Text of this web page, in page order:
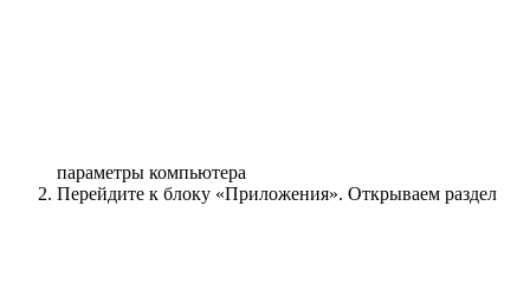
параметры компьютера
Перейдите к блоку «Приложения». Открываем раздел